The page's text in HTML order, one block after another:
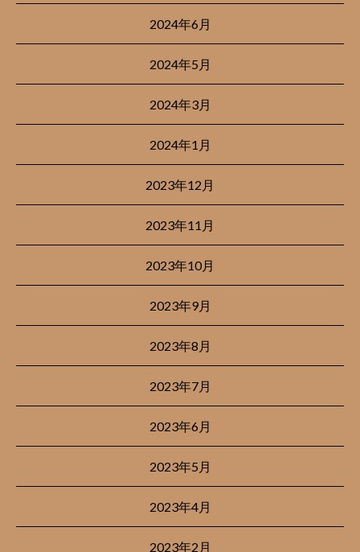
2024年6月
2024年5月
2024年3月
2024年1月
2023年12月
2023年11月
2023年10月
2023年9月
2023年8月
2023年7月
2023年6月
2023年5月
2023年4月
2023年2月